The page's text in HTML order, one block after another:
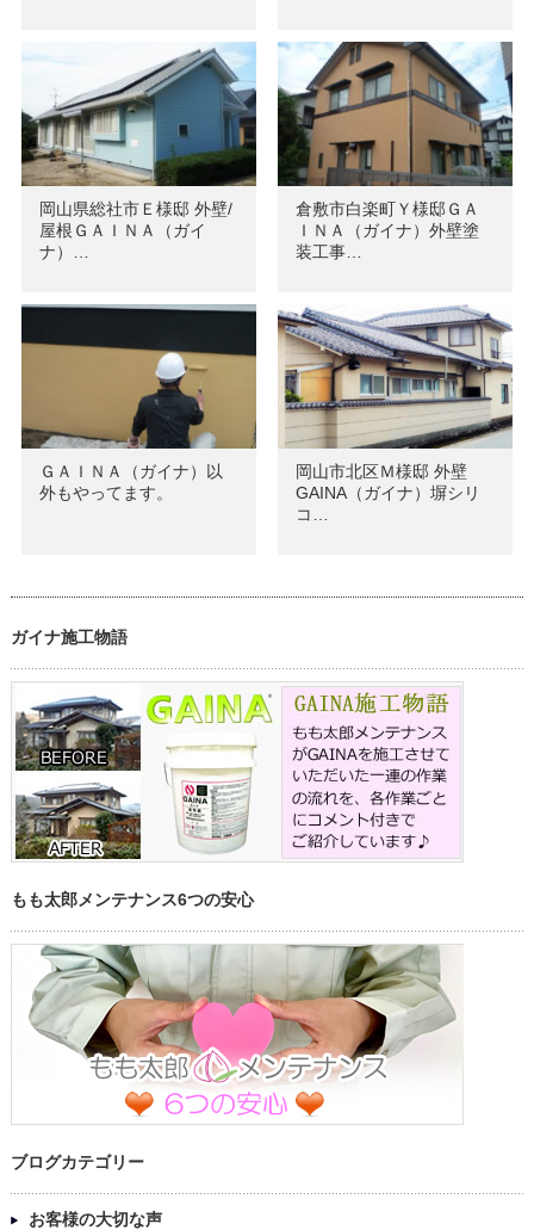
岡山県総社市Ｅ様邸 外壁/
屋根ＧＡＩＮＡ（ガイ
ナ）…
倉敷市白楽町Ｙ様邸ＧＡ
ＩＮＡ（ガイナ）外壁塗
装工事…
ＧＡＩＮＡ（ガイナ）以
外もやってます。
岡山市北区Ｍ様邸 外壁
GAINA（ガイナ）塀シリ
コ…
ガイナ施工物語
もも太郎メンテナンス6つの安心
ブログカテゴリー
お客様の大切な声